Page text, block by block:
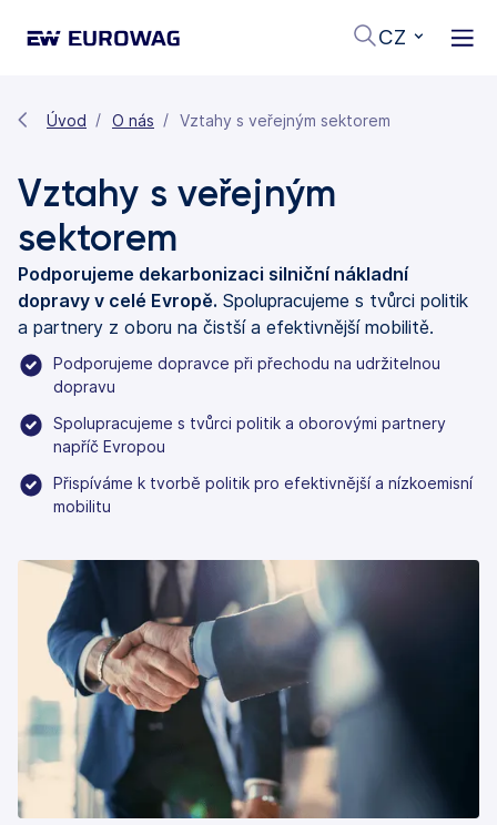
CZ
Úvod O nás Vztahy s veřejným sektorem
Vztahy s veřejným
sektorem
Podporujeme dekarbonizaci silniční nákladní
dopravy v celé Evropě. Spolupracujeme s tvůrci politik
a partnery z oboru na čistší a efektivnější mobilitě.
Podporujeme dopravce při přechodu na udržitelnou
dopravu
Spolupracujeme s tvůrci politik a oborovými partnery
napříč Evropou
Přispíváme k tvorbě politik pro efektivnější a nízkoemisní
mobilitu